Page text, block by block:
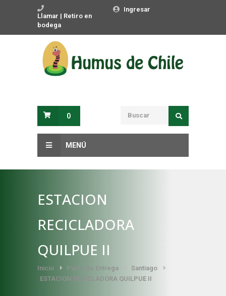
Llamar | Retiro en
bodega
Ingresar
0
MENÚ
ESTACION
RECICLADORA
QUILPUE II
Inicio Punto de Entrega
Santiago
ESTACION RECICLADORA QUILPUE II